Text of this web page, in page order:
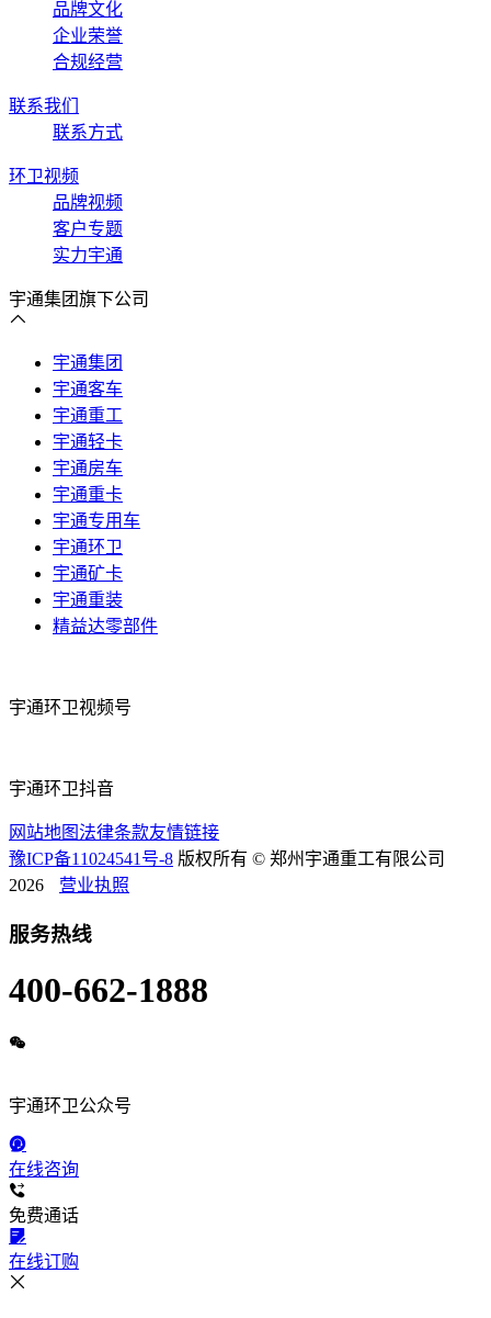
品牌文化
企业荣誉
合规经营
联系我们
联系方式
环卫视频
品牌视频
客户专题
实力宇通
宇通集团旗下公司
宇通集团
宇通客车
宇通重工
宇通轻卡
宇通房车
宇通重卡
宇通专用车
宇通环卫
宇通矿卡
宇通重装
精益达零部件
宇通环卫视频号
宇通环卫抖音
网站地图法律条款友情链接
豫ICP备11024541号-8 版权所有 © 郑州宇通重工有限公司
2026
营业执照
服务热线
400-662-1888
宇通环卫公众号
在线咨询
免费通话
在线订购